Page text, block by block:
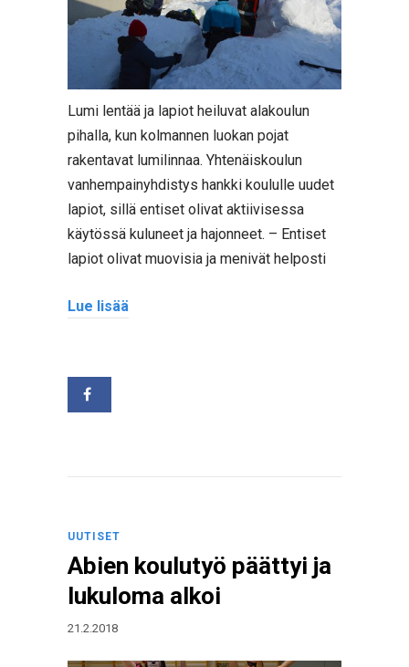
Lumi lentää ja lapiot heiluvat alakoulun
pihalla, kun kolmannen luokan pojat
rakentavat lumilinnaa. Yhtenäiskoulun
vanhempainyhdistys hankki koululle uudet
lapiot, sillä entiset olivat aktiivisessa
käytössä kuluneet ja hajonneet. – Entiset
lapiot olivat muovisia ja menivät helposti
Lue lisää
UUTISET
Abien koulutyö päättyi ja
lukuloma alkoi
21.2.2018